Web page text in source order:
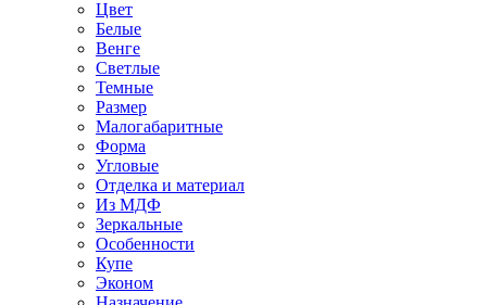
Цвет
Белые
Венге
Светлые
Темные
Размер
Малогабаритные
Форма
Угловые
Отделка и материал
Из МДФ
Зеркальные
Особенности
Купе
Эконом